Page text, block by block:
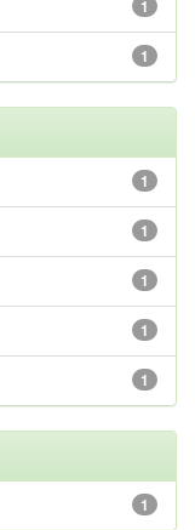
1
1
1
1
1
1
1
1